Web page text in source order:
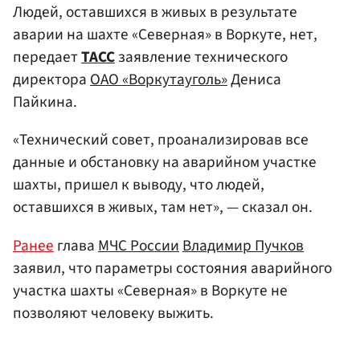
Людей, оставшихся в живых в результате
аварии на шахте «Северная» в Воркуте, нет,
передаетТАССзаявление технического
директораОАО «Воркутауголь»Дениса
Пайкина.
«Технический совет, проанализировав все
данные и обстановку на аварийном участке
шахты, пришел к выводу, что людей,
оставшихся в живых, там нет», — сказал он.
Ранее глава МЧС России Владимир Пучков
заявил, что параметры состояния аварийного
участка шахты «Северная» в Воркуте не
позволяют человеку выжить.